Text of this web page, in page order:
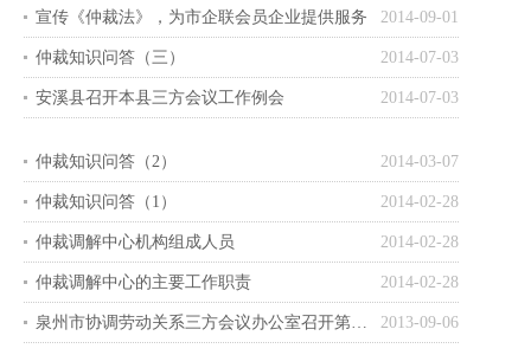
2014-09-01
宣传《仲裁法》，为市企联会员企业提供服务
2014-07-03
仲裁知识问答（三）
2014-07-03
安溪县召开本县三方会议工作例会
2014-03-07
仲裁知识问答（2）
2014-02-28
仲裁知识问答（1）
2014-02-28
仲裁调解中心机构组成人员
2014-02-28
仲裁调解中心的主要工作职责
2013-09-06
泉州市协调劳动关系三方会议办公室召开第二十五次会议